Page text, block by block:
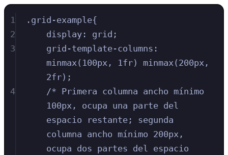
1 . grid-example{
2
display : grid ;
3
grid-template-columns :
minmax( 100px , 1fr) minmax( 200px ,
2fr) ;
4
/* Primera columna ancho mínimo
100px, ocupa una parte del
espacio restante; segunda
columna ancho mínimo 200px,
ocupa dos partes del espacio